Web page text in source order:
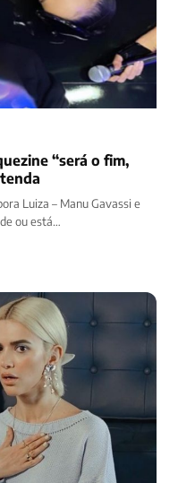
“será o fim,
Luiza – Manu Gavassi e
ou está…